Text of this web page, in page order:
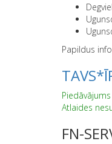
Papildus
Atlaides
FN-